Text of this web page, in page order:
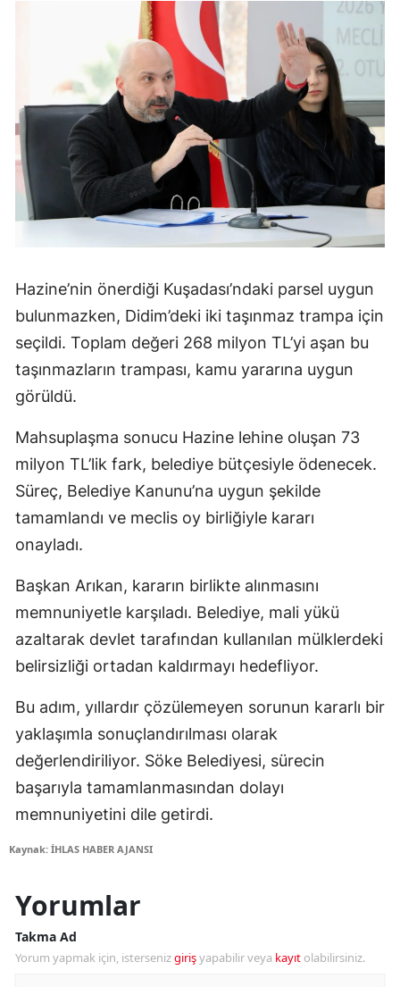
Hazine’nin önerdiği Kuşadası’ndaki parsel uygun
bulunmazken, Didim’deki iki taşınmaz trampa için
seçildi. Toplam değeri 268 milyon TL’yi aşan bu
taşınmazların trampası, kamu yararına uygun
görüldü.
Mahsuplaşma sonucu Hazine lehine oluşan 73
milyon TL’lik fark, belediye bütçesiyle ödenecek.
Süreç, Belediye Kanunu’na uygun şekilde
tamamlandı ve meclis oy birliğiyle kararı
onayladı.
Başkan Arıkan, kararın birlikte alınmasını
memnuniyetle karşıladı. Belediye, mali yükü
azaltarak devlet tarafından kullanılan mülklerdeki
belirsizliği ortadan kaldırmayı hedefliyor.
Bu adım, yıllardır çözülemeyen sorunun kararlı bir
yaklaşımla sonuçlandırılması olarak
değerlendiriliyor. Söke Belediyesi, sürecin
başarıyla tamamlanmasından dolayı
memnuniyetini dile getirdi.
Kaynak: İHLAS HABER AJANSI
Yorumlar
Takma Ad
Yorum yapmak için, istersenizgirişyapabilir veya kayıt olabilirsiniz.